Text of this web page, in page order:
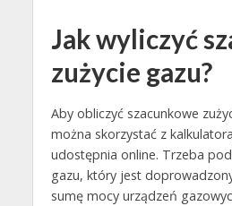
Jak wyliczyć
zużycie gazu?
Aby obliczyć szacunkowe
można skorzystać z
udostępnia online. Trzeba
gazu, który jest
sumę mocy urządzeń